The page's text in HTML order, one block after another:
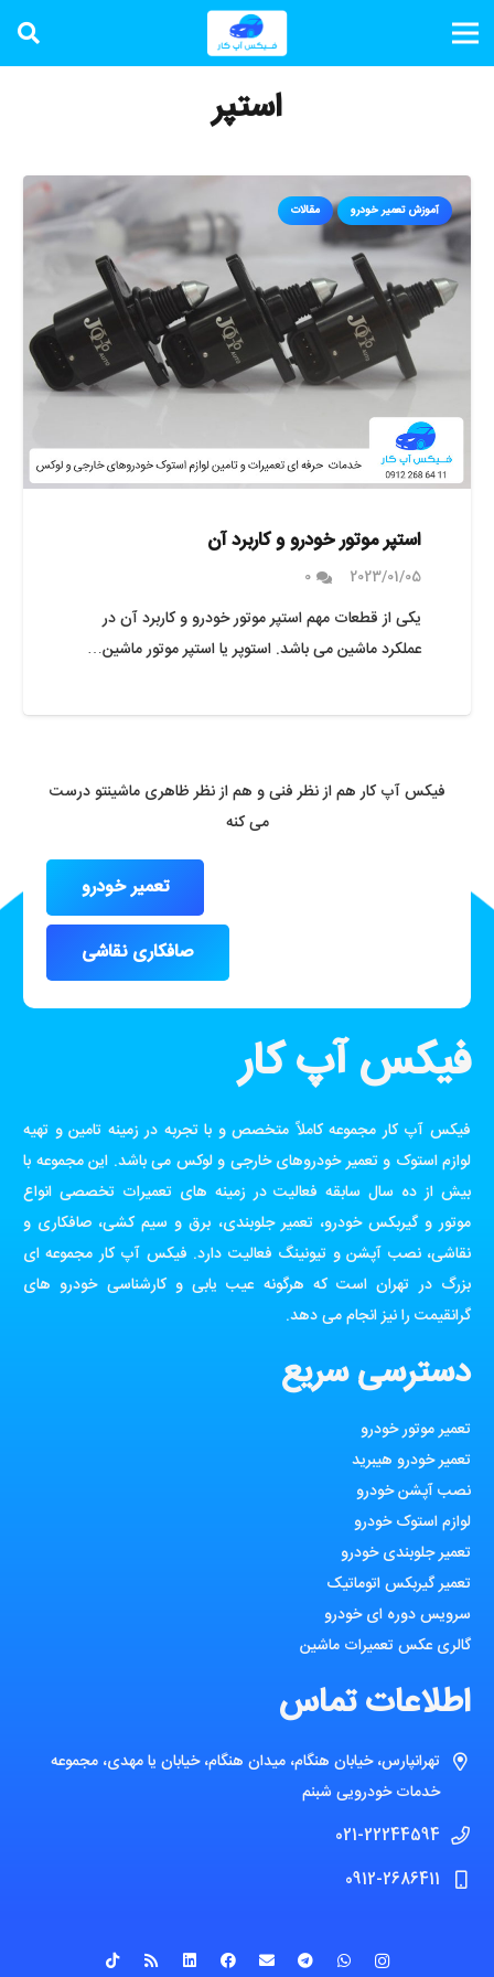
استپر
آموزش تعمیر خودرو مقالات
استپر موتور خودرو و کاربرد آن
2023/01/05
0
یکی از قطعات مهم استپر موتور خودرو و کاربرد آن در
عملکرد ماشین می باشد. استوپر یا استپر موتور ماشین…
فیکس آپ کار هم از نظر فنی و هم از نظر ظاهری ماشینتو درست
می کنه
تعمیر خودرو
صافکاری نقاشی
فیکس آپ کار
فیکس آپ کار مجموعه کاملاً متخصص و با تجربه در زمینه تامین و تهیه
لوازم استوک و تعمیر خودروهای خارجی و لوکس می باشد. این مجموعه با
بیش از ده سال سابقه فعالیت در زمینه های تعمیرات تخصصی انواع
موتور و گیربکس خودرو، تعمیر جلوبندی، برق و سیم کشی، صافکاری و
نقاشی، نصب آپشن و تیونینگ فعالیت دارد. فیکس آپ کار مجموعه ای
بزرگ در تهران است که هرگونه عیب یابی و کارشناسی خودرو های
گرانقیمت را نیز انجام می دهد.
دسترسی سریع
تعمیر موتور خودرو
تعمیر خودرو هیبرید
نصب آپشن خودرو
لوازم استوک خودرو
تعمیر جلوبندی خودرو
تعمیر گیربکس اتوماتیک
سرویس دوره ای خودرو
گالری عکس تعمیرات ماشین
اطلاعات تماس
تهرانپارس، خیابان هنگام، میدان هنگام، خیابان یا مهدی، مجموعه
خدمات خودرویی شبنم
021-22244594
0912-2686411